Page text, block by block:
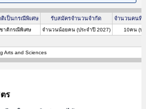
ติเป็นกรณีพิเศษ รับสมัครจำนวนจำกัด จำนวนคนที่
าติกรณีพิเศษ จำนวนน้อยคน (ประจำปี 2027) 10คน (ป
Arts and Sciences
ร